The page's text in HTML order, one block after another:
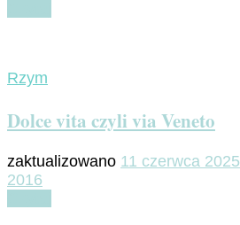
Rzym
Dolce vita czyli via Veneto
zaktualizowano 11 czerwca 2025
2016